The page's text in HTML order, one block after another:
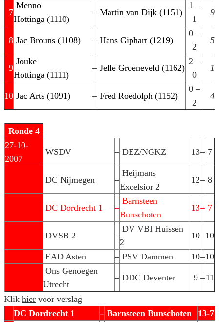
7
Menno
Hottinga (1110)
– Martin van Dijk (1151)
1 –
1
9
8 Jac Brouns (1108) – Hans Giphart (1219)
0 –
2
5
9
Jouke
Hottinga (1111)
– Jelle Groeneveld (1162)
2 –
0
1
10 Jac Arts (1091) – Fred Roedolph (1152)
0 –
2
4
Ronde 4
27-10-
2007
WSDV – DEZ/NGKZ 13– 7
DC Nijmegen –
Heijmans
Excelsior 2
12– 8
DC Dordrecht 1 –
Barnsteen
Bunschoten
13– 7
DVSB 2 –
DV VBI Huissen
2
10–10
EAD Asten – PSV Dammen 10–10
Ons Genoegen
Utrecht
– DDC Deventer 9 –11
Klik hier voor verslag
DC Dordrecht 1
– Barnsteen Bunschoten 13-7